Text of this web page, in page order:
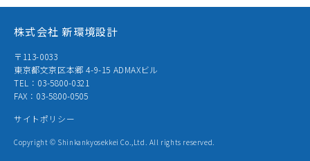
株式会社 新環境設計
〒113-0033
東京都文京区本郷 4-9-15 ADMAXビル
TEL：03-5800-0321
FAX：03-5800-0505
サイトポリシー
Copyright © Shinkankyosekkei Co.,Ltd. All rights reserved.